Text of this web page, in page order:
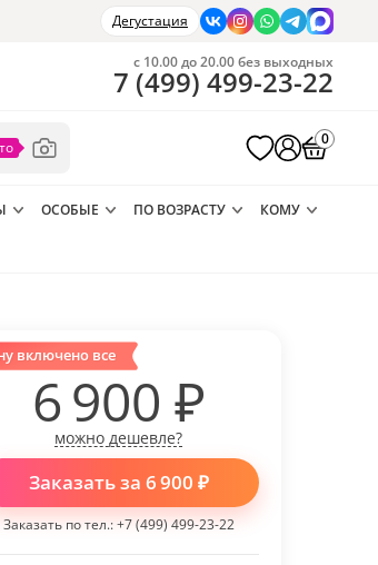
Дегустация
с 10.00 до 20.00 без выходных
7 (499) 499-23-22
0
ОСОБЫЕ ПО ВОЗРАСТУ
КОМУ
включено все
6 900 ₽
можно дешевле?
Заказать за 6 900 ₽
Заказать по тел.:+7 (499) 499-23-22